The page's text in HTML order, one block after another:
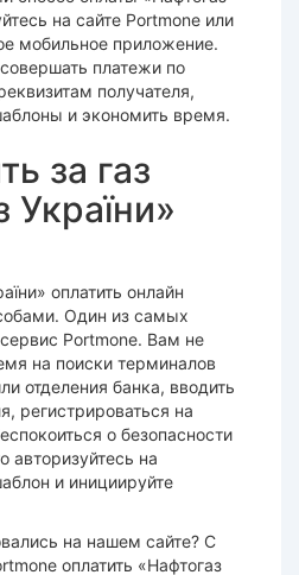
на сайте Portmone или
мобильное приложение.
платежи по
получателя,
и экономить время.
за газ
України»
оплатить онлайн
Один из самых
Portmone. Вам не
на поиски терминалов
отделения банка, вводить
регистрироваться на
о безопасности
авторизуйтесь на
и инициируйте
на нашем сайте? С
оплатить «Нафтогаз